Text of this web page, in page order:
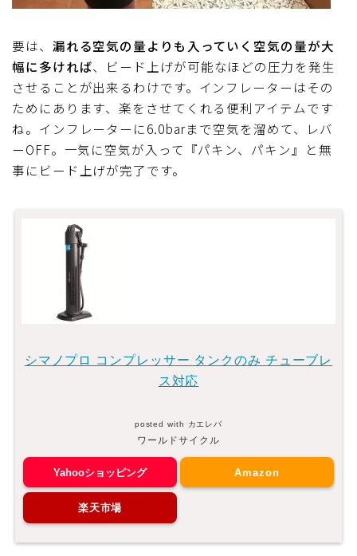
要は、 漏れる空気の量よりも入っていく空気の量が大
幅に多ければ、ビード上げが可能なほどの圧力を発生
させることが出来るわけです。インフレーターはその
ためにあります、楽をさせてくれる便利アイテムです
ね。インフレーターに6.0barまで空気を溜めて、レバ
ーOFF。一気に空気が入って『パキン、パキン』と無
事にビード上げが完了です。
シマノプロ コンプレッサー タンクのみ チューブレ
ス対応
posted with カエレバ
ワールドサイクル
Yahooショッピング Amazon
楽天市場